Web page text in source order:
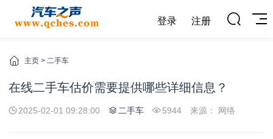
登录 注册
主页 > 二手车
在线二手车估价需要提供哪些详细信息？
2025-02-01 09:28:00 二手车 5944 来源： 网络